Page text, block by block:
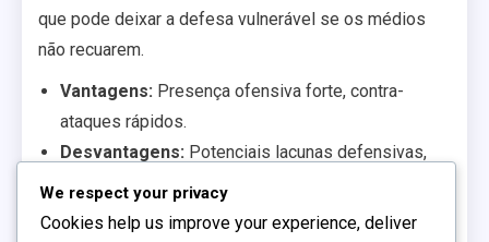
que pode deixar a defesa vulnerável se os médios
não recuarem.
Vantagens: Presença ofensiva forte, contra-
ataques rápidos.
Desvantagens: Potenciais lacunas defensivas,
requer altos níveis de condição física.
A formação 3-5-2 proporciona um excelente controlo
We respect your privacy
Cookies help us improve your experience, deliver